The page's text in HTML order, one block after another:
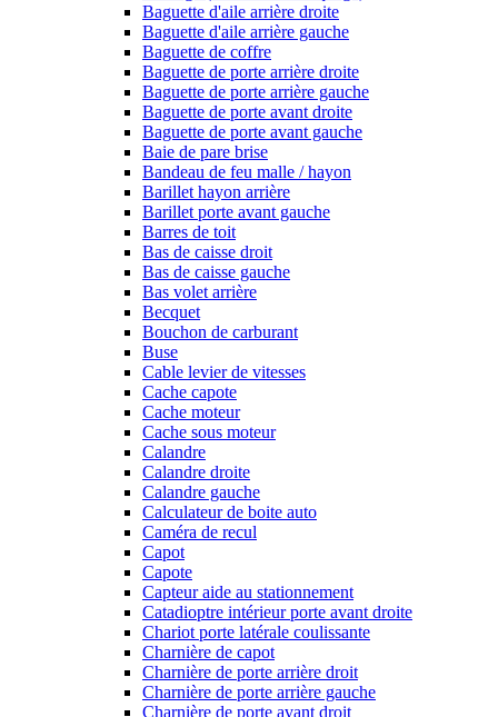
Baguette d'aile arrière droite
Baguette d'aile arrière gauche
Baguette de coffre
Baguette de porte arrière droite
Baguette de porte arrière gauche
Baguette de porte avant droite
Baguette de porte avant gauche
Baie de pare brise
Bandeau de feu malle / hayon
Barillet hayon arrière
Barillet porte avant gauche
Barres de toit
Bas de caisse droit
Bas de caisse gauche
Bas volet arrière
Becquet
Bouchon de carburant
Buse
Cable levier de vitesses
Cache capote
Cache moteur
Cache sous moteur
Calandre
Calandre droite
Calandre gauche
Calculateur de boite auto
Caméra de recul
Capot
Capote
Capteur aide au stationnement
Catadioptre intérieur porte avant droite
Chariot porte latérale coulissante
Charnière de capot
Charnière de porte arrière droit
Charnière de porte arrière gauche
Charnière de porte avant droit